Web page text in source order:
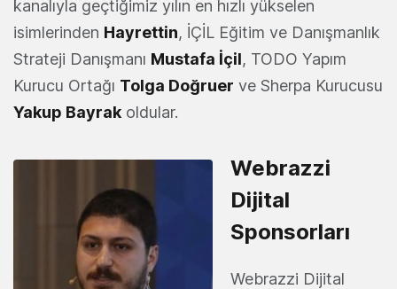
kanalıyla geçtiğimiz yılın en hızlı yükselen
isimlerinden Hayrettin, İÇİL Eğitim ve Danışmanlık
Strateji Danışmanı Mustafa İçil, TODO Yapım
Kurucu Ortağı Tolga Doğruer ve Sherpa Kurucusu
Yakup Bayrak oldular.
Webrazzi
Dijital
Sponsorları
Webrazzi Dijital